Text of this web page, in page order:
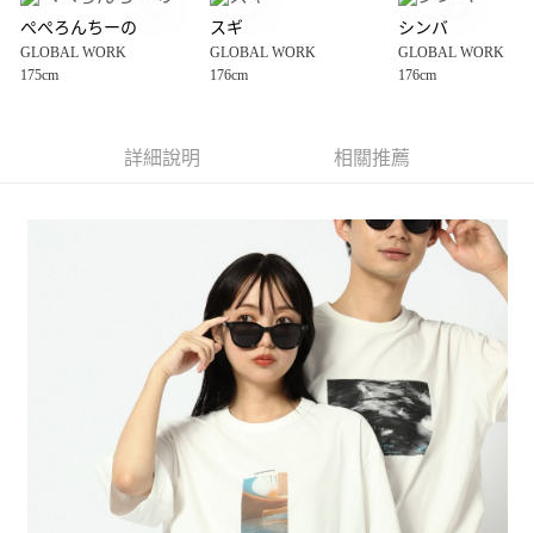
【大哥付你分期使用說明】
1.本服務由台灣大哥大提供，台灣大哥大用戶可立即使用無須另外申請。
2.付款方式選擇「大哥付你分期」，訂單成立後會自動跳轉到大哥付的交易
3.實際核准額度、可分期數及費用金額請依後續交易確認頁面所載為準。
4.訂單成立30分鐘內，如未前往確認交易或遇審核未通過，訂單將自動取
1.分期款項不併入電信帳單，「大哥付你分期」於每月結算日後寄送繳費提
2.透過簡訊連結打開帳單後，可選擇「超商條碼／台灣大直營門市／銀行轉
帳／街口支付／iPASS MONEY」等通路繳費。
1.本服務係由「台灣大哥大股份有限公司」（以下簡稱本公司）所提供，讓
用戶於交易時，得透過本服務購買商品或服務，並由商店將買賣／分期付款
買賣價金債權讓與本公司後，依約使用本公司帳單繳交帳款。
2.基於同意付款使用「大哥付你分期」之契約關係目的，商店將以您的個人
資料（包含姓名、電話或地址）提供予台灣大哥大進項蒐集、處理及利用，
由本公司與您本人進行分期帳單所需資料之確認、核對及更正。
3.完整用戶服務條款，請詳閱以下連結：https://oppay.tw/userRule
AFTEE先享後付
【「AFTEE先享後付」結帳流程】
１．於結帳方式選擇「AFTEE先享後付」後，將跳轉至「AFTEE先享後付」
結帳頁面，進行簡訊認證並確認金額後，即可完成結帳。
２．訂單成立數日內，您將收到繳費通知簡訊。
３．收到繳費通知簡訊後14天內，點擊此簡訊中的連結，可透過四大超商／
ATM／網路銀行／等多元方式進行付款，方視為交易完成。
※ 請注意：結帳手續完成當下不需立刻繳費，但若您需要取消訂單，請聯絡
購買商品的店家。未經商家同意取消之訂單仍視為有效，需透過AFTEE先享
後付繳納相關費用。
※ 交易是否成功請以「AFTEE先享後付 」之結帳頁面顯示為準，若有關於
是否繳費成功／繳費後需取消欲退款等相關疑問，請聯繫「AFTEE先享後付
客戶支援中心」 https://netprotections.freshdesk.com/support/home
每筆NT$80，滿NT$888(含以上)免運費
每筆NT$80，滿NT$1,500(含以上)免運費
付款後 7-11取貨
每筆NT$80，滿NT$1,500(含以上)免運費
每筆NT$80，滿NT$1,500(含以上)免運費
ぺぺろんちーの
GLOBAL WORK
175cm
スギ
GLOBAL WORK
176cm
シンバ
GLOBAL WORK
176cm
詳細說明 相關推薦